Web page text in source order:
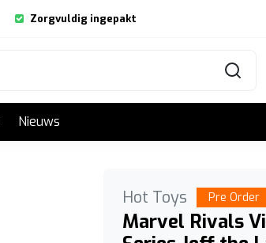
Zorgvuldig ingepakt
Nieuws
Hot Toys Pre Order
Marvel Rivals